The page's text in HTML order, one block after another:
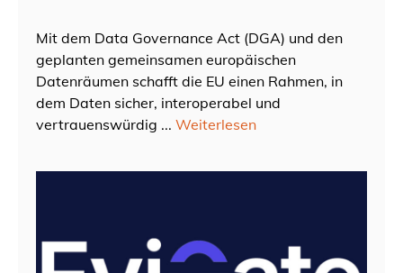
Mit dem Data Governance Act (DGA) und den
geplanten gemeinsamen europäischen
Datenräumen schafft die EU einen Rahmen, in
dem Daten sicher, interoperabel und
vertrauenswürdig ... Weiterlesen